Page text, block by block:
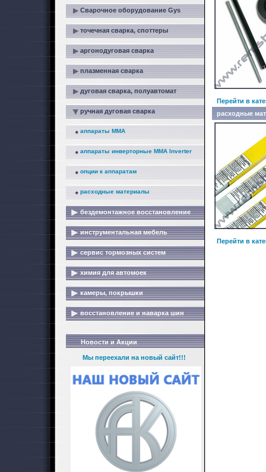
Сварочное оборудование Gys
точечная сварка, споттеры
аргонодуговая сварка
плазменная сварка
дуговая сварка, полуавтомат
ручная дуговая сварка
аппараты MMA
аппараты инверторные MMA Inverter
опции к аппаратам
расходные материалы
бездемонтажное восстановление
инструментальная мебель
сервис тормозных систем
химия для автомоек
камеры, покрышки
восстановление и наварка шин
Новости и Акции
Мы переехали на новый сайт!!!
Перейти в
расходные
Перейти в